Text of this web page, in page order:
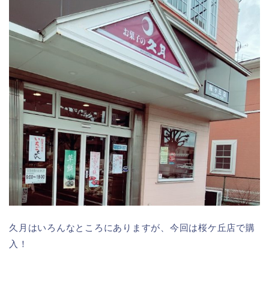
久月はいろんなところにありますが、今回は桜ケ丘店で購
入！